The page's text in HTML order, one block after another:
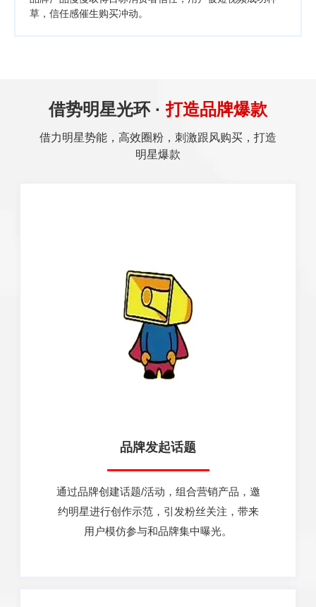
草，信任感催生购买冲动。
借势明星光环 ·打造品牌爆款
借力明星势能，高效圈粉，刺激跟风购买，打造
明星爆款
品牌发起话题
通过品牌创建话题/活动，组合营销产品，邀
约明星进行创作示范，引发粉丝关注，带来
用户模仿参与和品牌集中曝光。